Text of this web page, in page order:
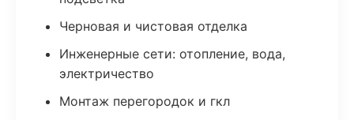
Черновая и чистовая отделка
Инженерные сети: отопление, вода,
электричество
Монтаж перегородок и гкл